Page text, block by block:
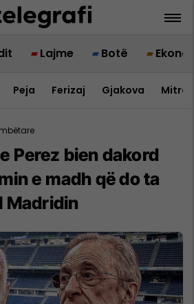
Lajme Botë
Peja Ferizaj Gjakova
Perez bien dakord
e madh që do ta
Madridin